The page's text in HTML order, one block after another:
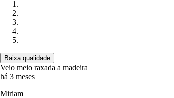
Baixa qualidade
Veio meio raxada a madeira
há 3 meses
Miriam